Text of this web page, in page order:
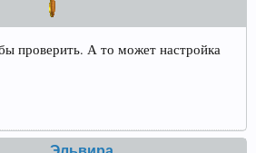
проверить. А то может настройка